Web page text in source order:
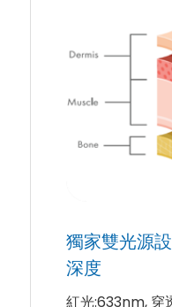
獨家雙光源
深度
紅光:633nm,